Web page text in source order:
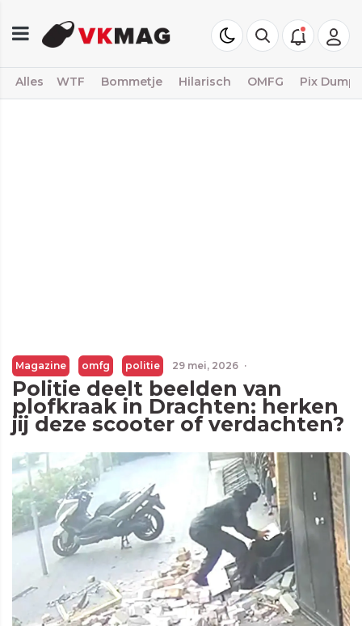
Alles WTF Bommetje Hilarisch OMFG Pix Dump
Magazine omfg politie 29 mei, 2026 ·
Politie deelt beelden van
plofkraak in Drachten: herken
jij deze scooter of verdachten?